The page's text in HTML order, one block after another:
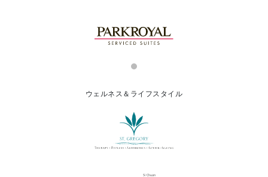
ウェルネス＆ライフスタイル